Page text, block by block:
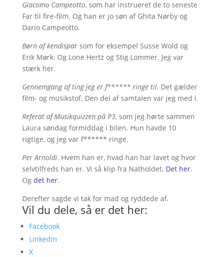
Giacomo Campeotto, som har instrueret de to seneste
Far til fire-film. Og han er jo søn af Ghita Nørby og
Dario Campeotto.
Børn af kendisparsom for eksempel Susse Wold og
Erik Mørk. Og Lone Hertz og Stig Lommer. Jeg var
stærk her.
Gennemgang af ting jeg er f****** ringe til. Det gælder
film- og musikstof. Den del af samtalen var jeg med i.
Referat af Musikquizzen på P3, som jeg hørte sammen
Laura søndag formiddag i bilen. Hun havde 10
rigtige, og jeg var f****** ringe.
Per Arnoldi. Hvem han er, hvad han har lavet og hvor
selvtilfreds han er. Vi så klip fra Natholdet. Det her.
Og det her.
Derefter sagde vi tak for mad og ryddede af.
Vil du dele, så er det her:
Facebook
LinkedIn
X